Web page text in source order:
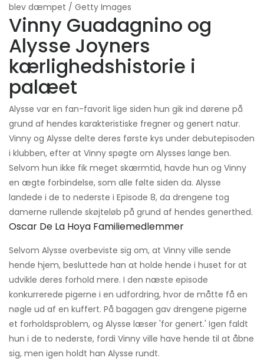
blev dæmpet / Getty Images
Vinny Guadagnino og
Alysse Joyners
kærlighedshistorie i
palæet
Alysse var en fan-favorit lige siden hun gik ind dørene på
grund af hendes karakteristiske fregner og genert natur.
Vinny og Alysse delte deres første kys under debutepisoden
i klubben, efter at Vinny spøgte om Alysses lange ben.
Selvom hun ikke fik meget skærmtid, havde hun og Vinny
en ægte forbindelse, som alle følte siden da. Alysse
landede i de to nederste i Episode 8, da drengene tog
damerne rullende skøjteløb på grund af hendes generthed.
Oscar De La Hoya Familiemedlemmer
Selvom Alysse overbeviste sig om, at Vinny ville sende
hende hjem, besluttede han at holde hende i huset for at
udvikle deres forhold mere. I den næste episode
konkurrerede pigerne i en udfordring, hvor de måtte få en
nøgle ud af en kuffert. På bagagen gav drengene pigerne
et forholdsproblem, og Alysse læser 'for genert.' Igen faldt
hun i de to nederste, fordi Vinny ville have hende til at åbne
sig, men igen holdt han Alysse rundt.